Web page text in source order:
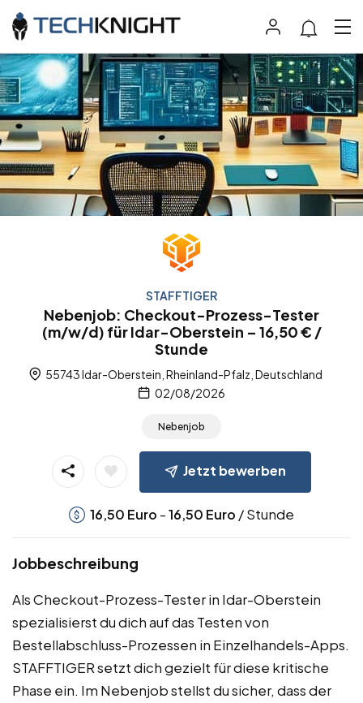
STAFFTIGER
Nebenjob: Checkout-Prozess-Tester
(m/w/d) für Idar-Oberstein – 16,50 € /
Stunde
55743 Idar-Oberstein, Rheinland-Pfalz, Deutschland
02/08/2026
Nebenjob
Jetzt bewerben
16,50 Euro -16,50 Euro / Stunde
Jobbeschreibung
Als Checkout-Prozess-Tester in Idar-Oberstein
spezialisierst du dich auf das Testen von
Bestellabschluss-Prozessen in Einzelhandels-Apps.
STAFFTIGER setzt dich gezielt für diese kritische
Phase ein. Im Nebenjob stellst du sicher, dass der